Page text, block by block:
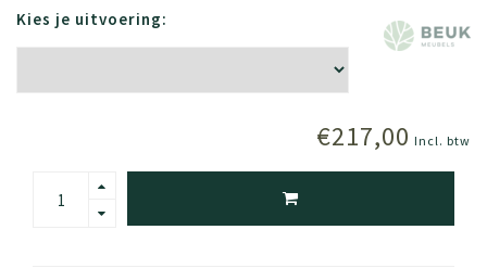
Kies je uitvoering:
€217,00 Incl. btw